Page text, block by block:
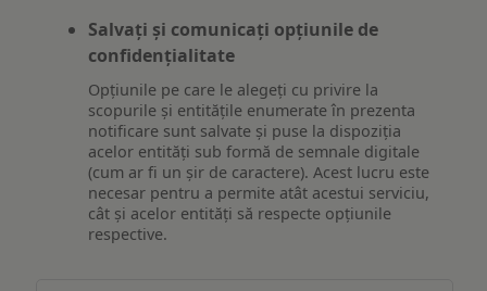
Salvați și comunicați opțiunile de
confidențialitate
Opțiunile pe care le alegeți cu privire la
scopurile și entitățile enumerate în prezenta
notificare sunt salvate și puse la dispoziția
acelor entități sub formă de semnale digitale
(cum ar fi un șir de caractere). Acest lucru este
necesar pentru a permite atât acestui serviciu,
cât și acelor entități să respecte opțiunile
respective.